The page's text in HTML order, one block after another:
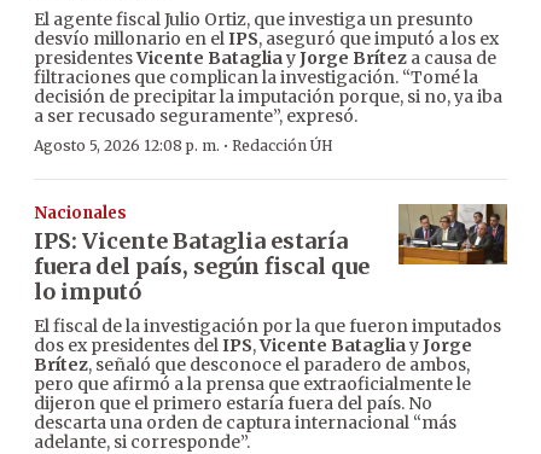
El agente fiscal Julio Ortiz, que investiga un presunto
desvío millonario en elIPS, aseguró que imputó a los ex
presidentesVicente BatagliayJorge Brítez a causa de
filtraciones que complican la investigación. “Tomé la
decisión de precipitar la imputación porque, si no, ya iba
a ser recusado seguramente”, expresó.
Agosto 5, 2026 12:08 p. m. · Redacción ÚH
Nacionales
IPS: Vicente Bataglia estaría
fuera del país, según fiscal que
lo imputó
El fiscal de la investigación por la que fueron imputados
dos ex presidentes delIPS,Vicente BatagliayJorge
Brítez, señaló que desconoce el paradero de ambos,
pero que afirmó a la prensa que extraoficialmente le
dijeron que el primero estaría fuera del país. No
descarta una orden de captura internacional “más
adelante, si corresponde”.